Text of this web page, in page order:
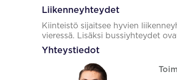
Liikenneyhteydet
Kiinteistö sijaitsee hyvien
vieressä. Lisäksi bussiyhteydet
Yhteystiedot